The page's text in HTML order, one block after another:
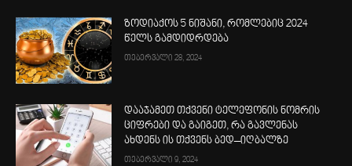
ზოდიაქოს 5 ნიშანი, რომლებიც 2024
წელს გამდიდრდება
თებერვალი 28, 2024
დააჯამეთ თქვენი ტელეფონის ნომრის
ციფრები და გაიგეთ, რა გავლენას
ახდენს ის თქვენს ბედ–იღბალზე
თებერვალი 9, 2024